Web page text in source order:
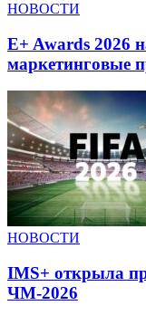
НОВОСТИ
E+ Awards 2026
маркетинговые
НОВОСТИ
IMS+ открыла
ЧМ-2026